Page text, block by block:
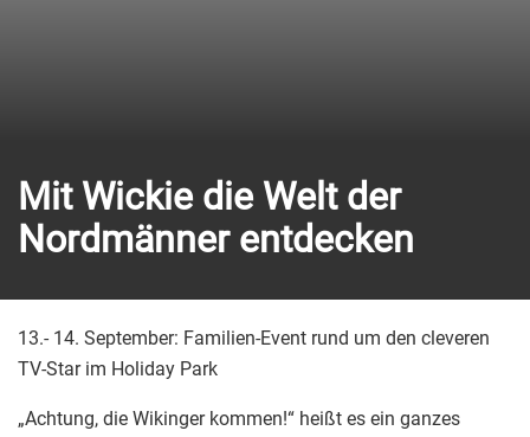
Mit Wickie die Welt der
Nordmänner entdecken
13.- 14. September: Familien-Event rund um den cleveren
TV-Star im Holiday Park
„Achtung, die Wikinger kommen!“ heißt es ein ganzes